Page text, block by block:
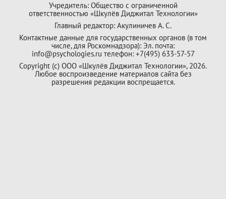
Учредитель: Общество с ограниченной
ответственностью «Шкулёв Диджитал Технологии»
Главный редактор: Акулиничев А. С.
Контактные данные для государственных органов (в том
числе, для Роскомнадзора): Эл. почта:
info@psychologies.ru телефон: +7(495) 633-57-57
Copyright (с) ООО «Шкулёв Диджитал Технологии», 2026.
Любое воспроизведение материалов сайта без
разрешения редакции воспрещается.